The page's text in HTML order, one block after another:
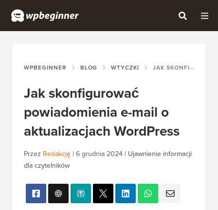
WPBEGINNER BLOG WTYCZKI JAK SKONFIGUROWAĆ POWIADOMIENIA E-MAIL O AKTUALIZACJACH WORDPRESS
Jak skonfigurować
powiadomienia e-mail o
aktualizacjach WordPress
Przez Redakcję | 6 grudnia 2024 | Ujawnienie informacji
dla czytelników